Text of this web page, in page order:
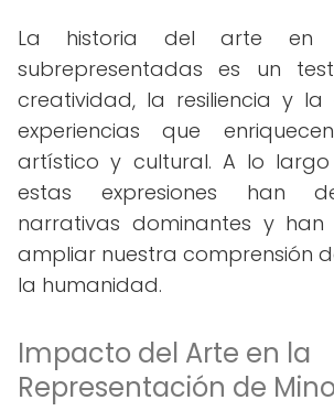
La historia del arte en
subrepresentadas es un
creatividad, la resiliencia y la
experiencias que
artístico y cultural. A lo
estas expresiones han
narrativas dominantes y
ampliar nuestra comprensión
la humanidad.
Impacto del Arte en la
Representación de